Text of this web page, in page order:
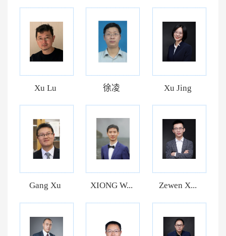
Xu Lu 徐凌 Xu Jing
Gang Xu XIONG W... Zewen X...